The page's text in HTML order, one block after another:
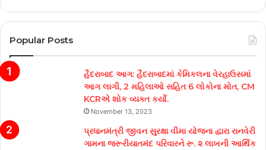
Popular Posts
હૈદરાબાદ આગ: હૈદરાબાદમાં કેમિકલના વેરહાઉસમાં
આગ લાગી, 2 મહિલાઓ સહિત 6 લોકોના મોત, CM
KCRએ શોક વ્યક્ત કર્યો.
November 13, 2023
પ્રધાનમંત્રી જીવન સુરક્ષા વીમા યોજના દ્વારા રાનવેરી
ગામના જરૂરીયાતમંદ પરિવારને રૂ. ૨ લાખની આર્થિક